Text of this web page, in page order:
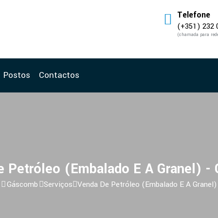
Telefone
(+351) 232
(chamada para
Postos Contactos
Petróleo (Embalado E A Granel) -
Gáscomb Serviços Venda De Petróleo (Embalado E A Granel)